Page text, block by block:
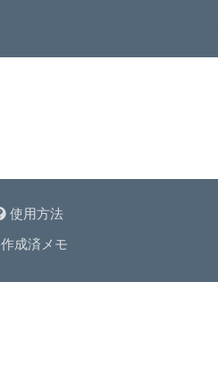
使用方法
作成済メモ